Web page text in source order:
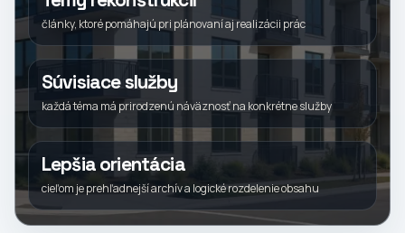
články, ktoré pomáhajú pri plánovaní aj realizácii prác
Súvisiace služby
každá téma má prirodzenú náväznosť na konkrétne služby
Lepšia orientácia
cieľom je prehľadnejší archív a logické rozdelenie obsahu